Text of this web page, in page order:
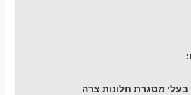
מסגרת חלונות צרה